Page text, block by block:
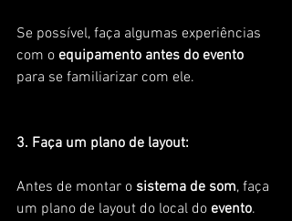
Se possível, faça algumas experiências
com o equipamento antes do evento
para se familiarizar com ele.
3. Faça um plano de layout:
Antes de montar o sistema de som, faça
um plano de layout do local do evento.